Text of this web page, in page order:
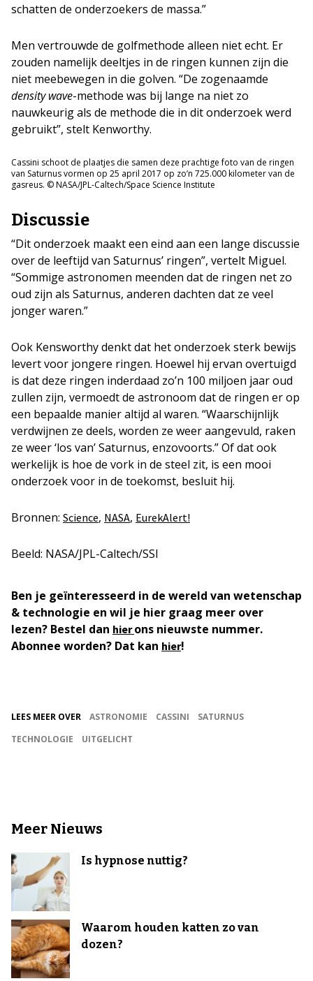
schatten de onderzoekers de massa.”
Men vertrouwde de golfmethode alleen niet echt. Er
zouden namelijk deeltjes in de ringen kunnen zijn die
niet meebewegen in die golven. “De zogenaamde
density wave-methode was bij lange na niet zo
nauwkeurig als de methode die in dit onderzoek werd
gebruikt”, stelt Kenworthy.
Cassini schoot de plaatjes die samen deze prachtige foto van de ringen
van Saturnus vormen op 25 april 2017 op zo’n 725.000 kilometer van de
gasreus. © NASA/JPL-Caltech/Space Science Institute
Discussie
“Dit onderzoek maakt een eind aan een lange discussie
over de leeftijd van Saturnus’ ringen”, vertelt Miguel.
“Sommige astronomen meenden dat de ringen net zo
oud zijn als Saturnus, anderen dachten dat ze veel
jonger waren.”
Ook Kensworthy denkt dat het onderzoek sterk bewijs
levert voor jongere ringen. Hoewel hij ervan overtuigd
is dat deze ringen inderdaad zo’n 100 miljoen jaar oud
zullen zijn, vermoedt de astronoom dat de ringen er op
een bepaalde manier altijd al waren. “Waarschijnlijk
verdwijnen ze deels, worden ze weer aangevuld, raken
ze weer ‘los van’ Saturnus, enzovoorts.” Of dat ook
werkelijk is hoe de vork in de steel zit, is een mooi
onderzoek voor in de toekomst, besluit hij.
Bronnen: Science, NASA, EurekAlert!
Beeld: NASA/JPL-Caltech/SSI
Ben je geïnteresseerd in de wereld van wetenschap
& technologie en wil je hier graag meer over
lezen? Bestel dan hierons nieuwste nummer.
Abonnee worden? Dat kan hier!
LEES MEER OVER ASTRONOMIE CASSINI
SATURNUS
TECHNOLOGIE
UITGELICHT
Meer Nieuws
Is hypnose nuttig?
Waarom houden katten zo van
dozen?